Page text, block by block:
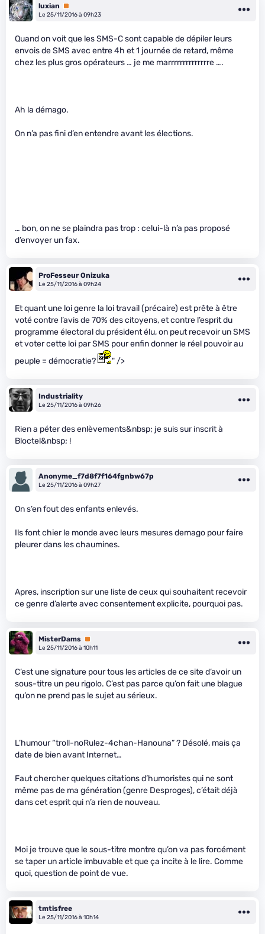
luxian
Premium
Le 25/11/2016 à 09h23
Quand on voit que les SMS-C sont capable de dépiler leurs
envois de SMS avec entre 4h et 1 journée de retard, même
chez les plus gros opérateurs … je me marrrrrrrrrrrrrre ….
Ah la démago.
On n’a pas fini d’en entendre avant les élections.
… bon, on ne se plaindra pas trop : celui-là n’a pas proposé
d’envoyer un fax.
ProFesseur Onizuka
Le 25/11/2016 à 09h24
Et quant une loi genre la loi travail (précaire) est prête à être
voté contre l’avis de 70% des citoyens, et contre l’esprit du
programme électoral du président élu, on peut recevoir un SMS
et voter cette loi par SMS pour enfin donner le réel pouvoir au
peuple = démocratie?
" />
Industriality
Le 25/11/2016 à 09h26
Rien a péter des enlèvements&nbsp; je suis sur inscrit à
Bloctel&nbsp; !
Anonyme_f7d8f7f164fgnbw67p
Le 25/11/2016 à 09h27
On s’en fout des enfants enlevés.
Ils font chier le monde avec leurs mesures demago pour faire
pleurer dans les chaumines.
Apres, inscription sur une liste de ceux qui souhaitent recevoir
ce genre d’alerte avec consentement explicite, pourquoi pas.
MisterDams Premium
Le 25/11/2016 à 10h11
C’est une signature pour tous les articles de ce site d’avoir un
sous-titre un peu rigolo. C’est pas parce qu’on fait une blague
qu’on ne prend pas le sujet au sérieux.
L’humour “troll-noRulez-4chan-Hanouna” ? Désolé, mais ça
date de bien avant Internet…
Faut chercher quelques citations d’humoristes qui ne sont
même pas de ma génération (genre Desproges), c’était déjà
dans cet esprit qui n’a rien de nouveau.
Moi je trouve que le sous-titre montre qu’on va pas forcément
se taper un article imbuvable et que ça incite à le lire. Comme
quoi, question de point de vue.
tmtisfree
Le 25/11/2016 à 10h14